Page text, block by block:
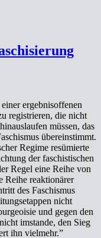
ergebnisoffenen
registrieren, die nicht
müssen, das
übereinstimmt.
Regime resümierte
der faschistischen
Regel eine Reihe von
Reihe reaktionärer
des Faschismus
nicht
und gegen den
imstande, den Sieg
ihn vielmehr.”